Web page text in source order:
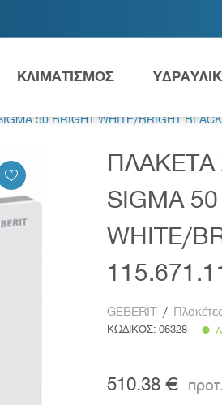
ΚΛΙΜΑΤΙΣΜΟΣ
50 BRIGHT WHITE/BRIGHT
ΠΛΑΚΕΤΑ
SIGMA
WHITE/
GEBERIT /
ΚΩΔΙΚΟΣ: 06328
510.38 €